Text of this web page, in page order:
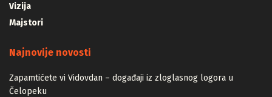
Vizija
Majstori
Najnovije novosti
Zapamtićete vi Vidovdan – događaji iz zloglasnog logora u
Čelopeku